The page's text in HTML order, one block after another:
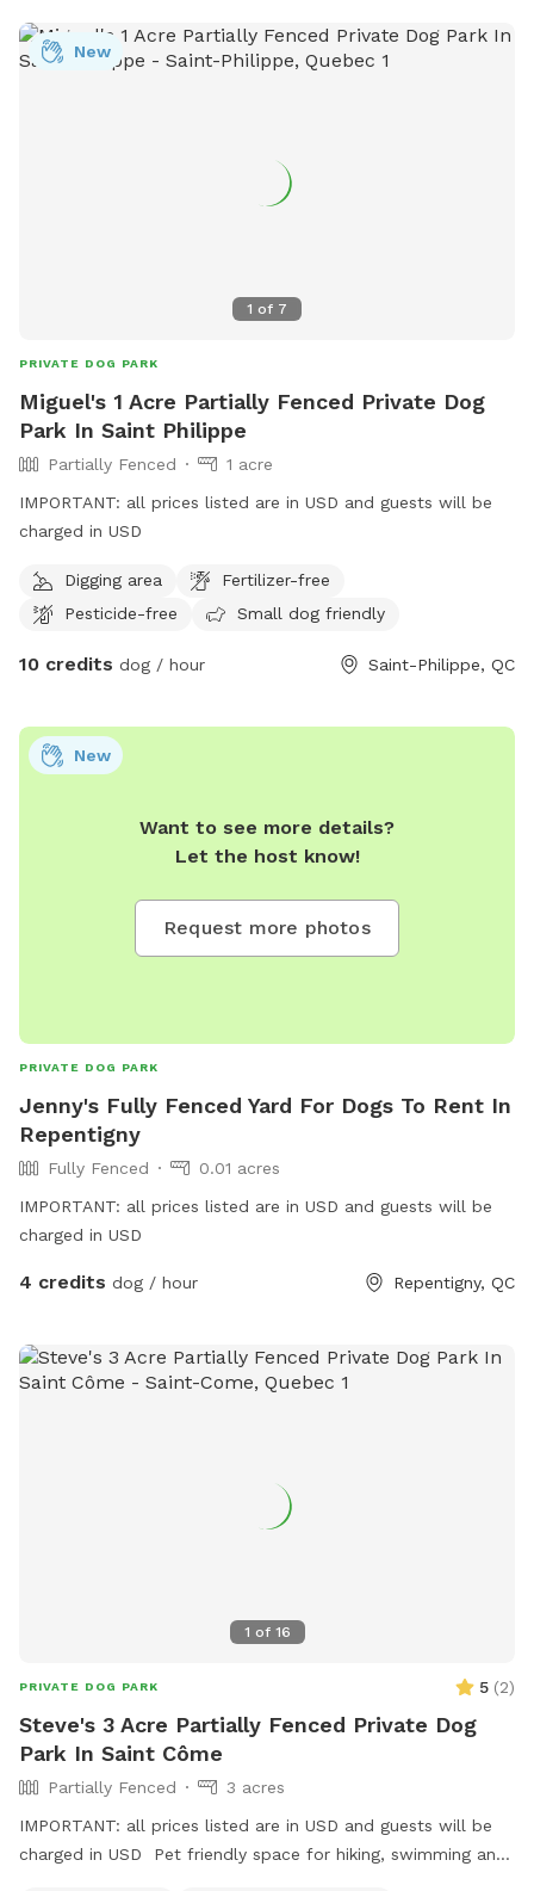
1 of 7
New
PRIVATE DOG PARK
Miguel's 1 Acre Partially Fenced Private Dog
Park In Saint Philippe
Partially Fenced
1 acre
IMPORTANT: all prices listed are in USD and guests will be
charged in USD
Digging area
Fertilizer-free
Pesticide-free
Small dog friendly
10 credits dog / hour Saint-Philippe, QC
Want to see more details?
Let the host know!
Request more photos
New
PRIVATE DOG PARK
Jenny's Fully Fenced Yard For Dogs To Rent In
Repentigny
Fully Fenced
0.01 acres
IMPORTANT: all prices listed are in USD and guests will be
charged in USD
4 credits dog / hour Repentigny, QC
1 of 16
PRIVATE DOG PARK 5 (2)
Steve's 3 Acre Partially Fenced Private Dog
Park In Saint Côme
Partially Fenced
3 acres
IMPORTANT: all prices listed are in USD and guests will be
charged in USD Pet friendly space for hiking, swimming and